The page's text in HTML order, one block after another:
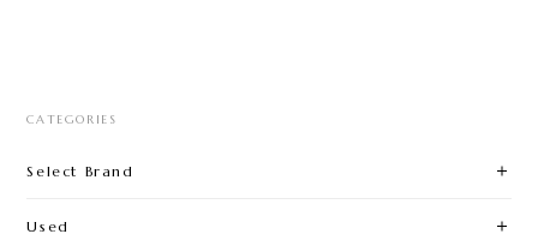
CATEGORIES
Select Brand
Used